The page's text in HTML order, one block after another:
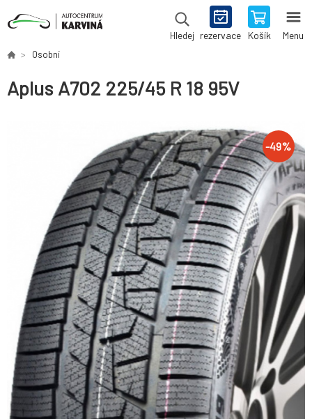
Hledej rezervace Košík Menu
Osobní
Aplus A702 225/45 R 18 95V
-49%